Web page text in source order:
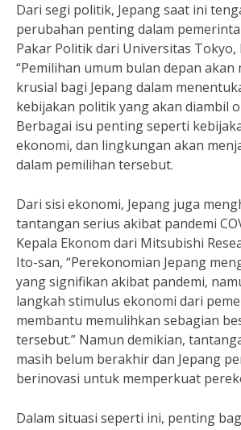
Dari segi politik, Jepang saat ini
perubahan penting dalam
Pakar Politik dari Universitas Tokyo,
“Pemilihan umum bulan depan akan
krusial bagi Jepang dalam
kebijakan politik yang akan diambil
Berbagai isu penting seperti
ekonomi, dan lingkungan akan
dalam pemilihan tersebut.
Dari sisi ekonomi, Jepang juga
tantangan serius akibat pandemi
Kepala Ekonom dari Mitsubishi
Ito-san, “Perekonomian Jepang
yang signifikan akibat pandemi,
langkah stimulus ekonomi dari
membantu memulihkan sebagian
tersebut.” Namun demikian,
masih belum berakhir dan Jepang
berinovasi untuk memperkuat
Dalam situasi seperti ini, penting